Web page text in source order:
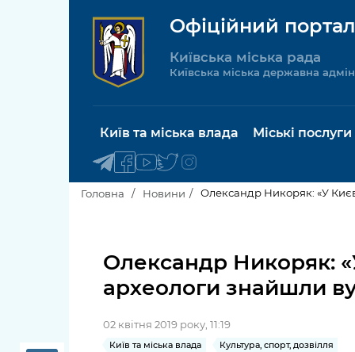
Офіційний
Київська міська рада
Київська міська державна
Київ та міська влада
Київська міська рада
Керівництво КМДА
Міські послуги
послуги
Пільги,
Паспорт,
Головна Новини Олександр Никоряк: «У
Олександр Никоряк:
археологи знайшли
02 квітня 2019 року, 11:19
Київ та міська влада Культура, спорт, дозвілля